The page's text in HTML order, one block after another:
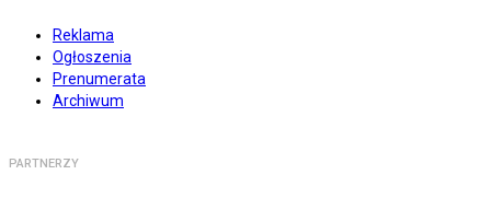
Reklama
Ogłoszenia
Prenumerata
Archiwum
PARTNERZY